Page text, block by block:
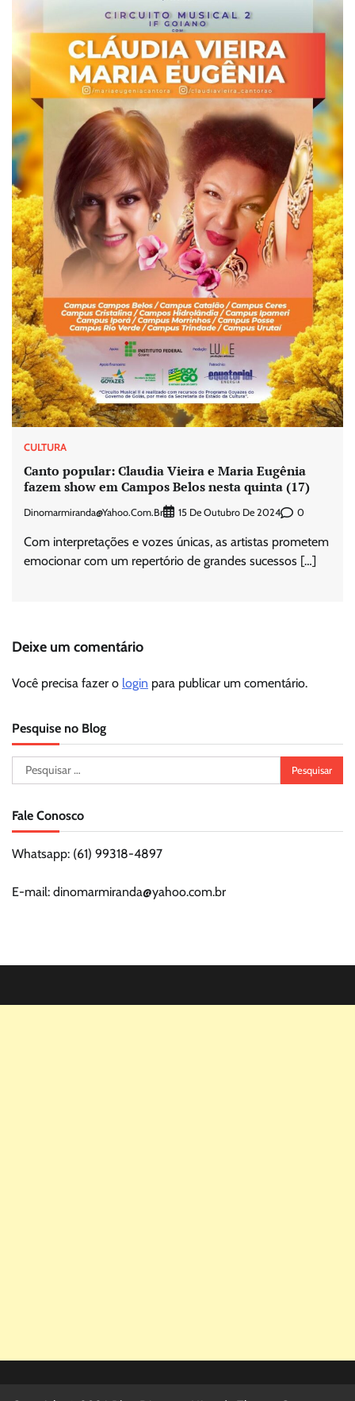
CULTURA
Canto popular: Claudia Vieira e Maria Eugênia
fazem show em Campos Belos nesta quinta (17)
Dinomarmiranda@yahoo.com.br 15 De Outubro De 2024 0
Com interpretações e vozes únicas, as artistas prometem
emocionar com um repertório de grandes sucessos […]
Deixe um comentário
Você precisa fazer o login para publicar um comentário.
Pesquise no Blog
Pesquisar
por:
Fale Conosco
Whatsapp: (61) 99318-4897
E-mail: dinomarmiranda@yahoo.com.br